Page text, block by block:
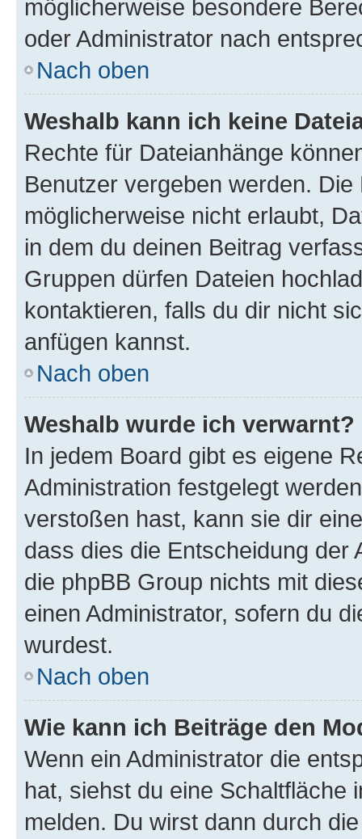
möglicherweise besondere
oder Administrator nach
Nach oben
Weshalb kann ich keine
Rechte für Dateianhänge
Benutzer vergeben werden.
möglicherweise nicht erlaubt,
in dem du deinen Beitrag
Gruppen dürfen Dateien
kontaktieren, falls du dir nicht
anfügen kannst.
Nach oben
Weshalb wurde ich verwarnt?
In jedem Board gibt es eigene
Administration festgelegt
verstoßen hast, kann sie dir
dass dies die Entscheidung der
die phpBB Group nichts mit
einen Administrator, sofern du
wurdest.
Nach oben
Wie kann ich Beiträge den
Wenn ein Administrator die
hat, siehst du eine Schaltfläche
melden. Du wirst dann durch